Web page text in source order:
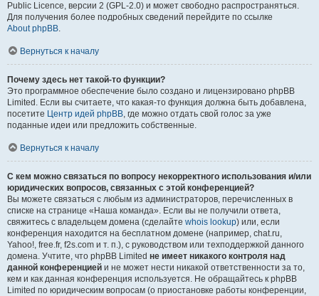
Public Licence, версии 2 (GPL-2.0) и может свободно распространяться.
Для получения более подробных сведений перейдите по ссылке
About phpBB.
Вернуться к началу
Почему здесь нет такой-то функции?
Это программное обеспечение было создано и лицензировано phpBB
Limited. Если вы считаете, что какая-то функция должна быть добавлена,
посетите Центр идей phpBB, где можно отдать свой голос за уже
поданные идеи или предложить собственные.
Вернуться к началу
С кем можно связаться по вопросу некорректного использования и/или
юридических вопросов, связанных с этой конференцией?
Вы можете связаться с любым из администраторов, перечисленных в
списке на странице «Наша команда». Если вы не получили ответа,
свяжитесь с владельцем домена (сделайте whois lookup) или, если
конференция находится на бесплатном домене (например, chat.ru,
Yahoo!, free.fr, f2s.com и т. п.), с руководством или техподдержкой данного
домена. Учтите, что phpBB Limited не имеет никакого контроля над
данной конференцией и не может нести никакой ответственности за то,
кем и как данная конференция используется. Не обращайтесь к phpBB
Limited по юридическим вопросам (о приостановке работы конференции,